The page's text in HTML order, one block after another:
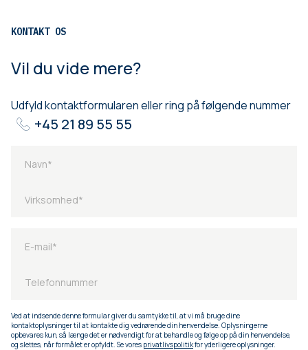
KONTAKT OS
Vil du vide mere?
Udfyld kontaktformularen eller ring på følgende nummer
+45 21 89 55 55
Ved at indsende denne formular giver du samtykke til, at vi må bruge dine
kontaktoplysninger til at kontakte dig vedrørende din henvendelse. Oplysningerne
opbevares kun, så længe det er nødvendigt for at behandle og følge op på din henvendelse,
og slettes, når formålet er opfyldt. Se vores privatlivspolitikfor yderligere oplysninger.